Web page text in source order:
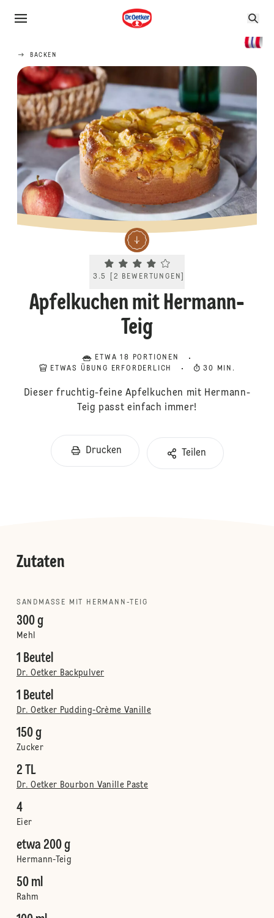
BACKEN
Current rating 3.5. Click to rate.
3.5 2 BEWERTUNGEN
Apfelkuchen mit Hermann-
Teig
ETWA 18 PORTIONEN
ETWAS ÜBUNG ERFORDERLICH
30 MIN.
Dieser fruchtig-feine Apfelkuchen mit Hermann-
Teig passt einfach immer!
Drucken Teilen
Zutaten
SANDMASSE MIT HERMANN-TEIG
300 g
Mehl
1 Beutel
Dr. Oetker Backpulver
1 Beutel
Dr. Oetker Pudding-Crème Vanille
150 g
Zucker
2 TL
Dr. Oetker Bourbon Vanille Paste
4
Eier
etwa 200 g
Hermann-Teig
50 ml
Rahm